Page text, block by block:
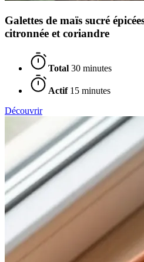
Galettes de maïs sucré
citronnée et coriandre
Total 30 minutes
Actif15 minutes
Découvrir